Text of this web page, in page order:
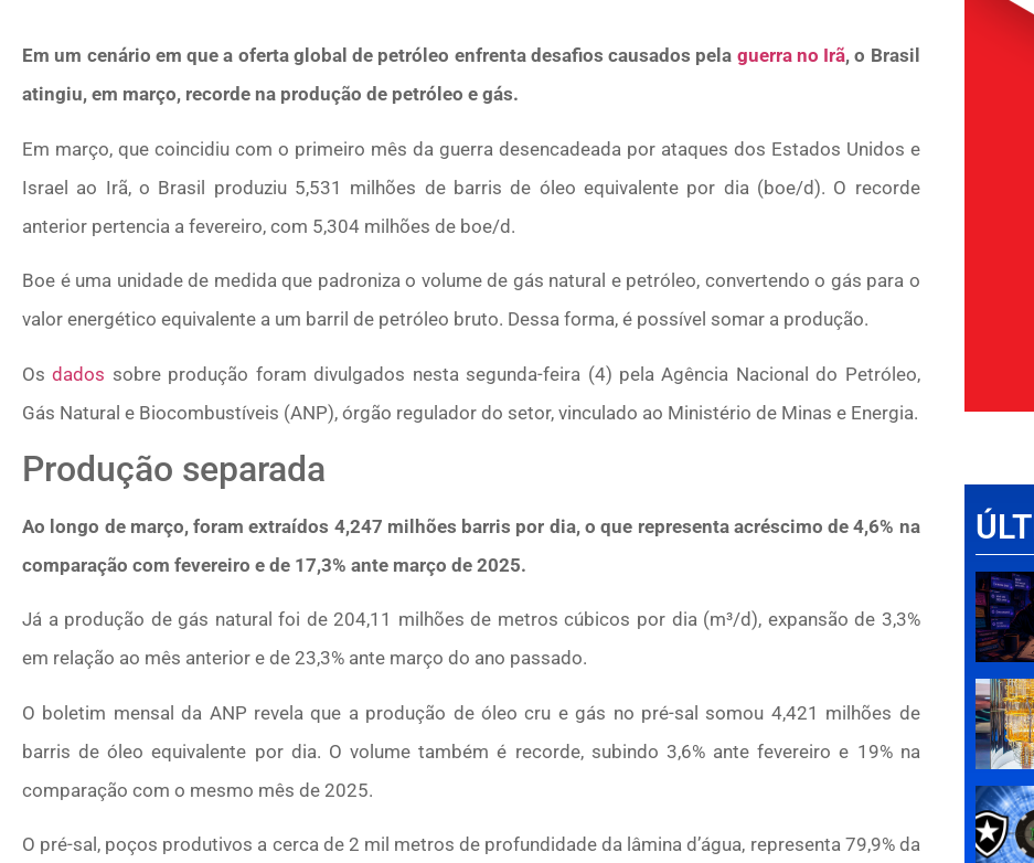
Em um cenário em que a oferta global de petróleo enfrenta desafios causados pela guerra no Irã, o Brasil
atingiu, em março, recorde na produção de petróleo e gás.
Em março, que coincidiu com o primeiro mês da guerra desencadeada por ataques dos Estados Unidos e
Israel ao Irã, o Brasil produziu 5,531 milhões de barris de óleo equivalente por dia (boe/d). O recorde
anterior pertencia a fevereiro, com 5,304 milhões de boe/d.
Boe é uma unidade de medida que padroniza o volume de gás natural e petróleo, convertendo o gás para o
valor energético equivalente a um barril de petróleo bruto. Dessa forma, é possível somar a produção.
Osdados sobre produção foram divulgados nesta segunda-feira (4) pela Agência Nacional do Petróleo,
Gás Natural e Biocombustíveis (ANP), órgão regulador do setor, vinculado ao Ministério de Minas e Energia.
Produção separada
Ao longo de março, foram extraídos 4,247 milhões barris por dia, o que representa acréscimo de 4,6% na
comparação com fevereiro e de 17,3% ante março de 2025.
Já a produção de gás natural foi de 204,11 milhões de metros cúbicos por dia (m³/d), expansão de 3,3%
em relação ao mês anterior e de 23,3% ante março do ano passado.
O boletim mensal da ANP revela que a produção de óleo cru e gás no pré-sal somou 4,421 milhões de
barris de óleo equivalente por dia. O volume também é recorde, subindo 3,6% ante fevereiro e 19% na
comparação com o mesmo mês de 2025.
O pré-sal, poços produtivos a cerca de 2 mil metros de profundidade da lâmina d’água, representa 79,9% da